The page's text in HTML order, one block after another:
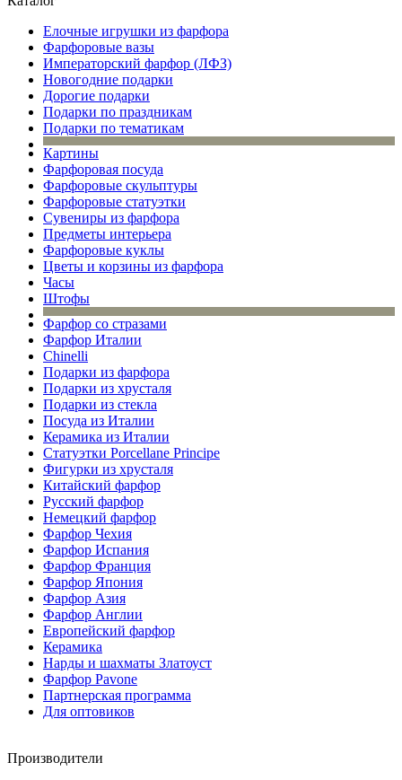
Елочные игрушки из фарфора
Фарфоровые вазы
Императорский фарфор (ЛФЗ)
Новогодние подарки
Дорогие подарки
Подарки по праздникам
Подарки по тематикам
Картины
Фарфоровая посуда
Фарфоровые скульптуры
Фарфоровые статуэтки
Сувениры из фарфора
Предметы интерьера
Фарфоровые куклы
Цветы и корзины из фарфора
Часы
Штофы
Фарфор со стразами
Фарфор Италии
Chinelli
Подарки из фарфора
Подарки из хрусталя
Подарки из стекла
Посуда из Италии
Керамика из Италии
Статуэтки Porcellane Principe
Фигурки из хрусталя
Китайский фарфор
Русский фарфор
Немецкий фарфор
Фарфор Чехия
Фарфор Испания
Фарфор Франция
Фарфор Япония
Фарфор Азия
Фарфор Англии
Европейский фарфор
Керамика
Нарды и шахматы Златоуст
Фарфор Pavone
Партнерская программа
Для оптовиков
Производители